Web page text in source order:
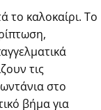
το καλοκαίρι. Το
τις
στο
βήμα για